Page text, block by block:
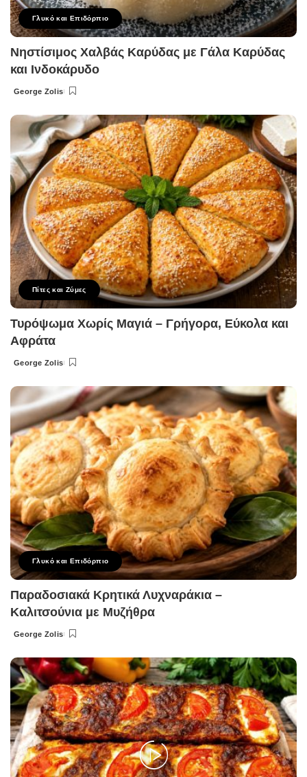
Γλυκό και Επιδόρπιο
Νηστίσιμος Χαλβάς Καρύδας με Γάλα Καρύδας
και Ινδοκάρυδο
Posted
George Zolis
Πίτες και Ζύμες
Τυρόψωμα Χωρίς Μαγιά – Γρήγορα, Εύκολα και
Αφράτα
Posted
George Zolis
Γλυκό και Επιδόρπιο
Παραδοσιακά Κρητικά Λυχναράκια –
Καλιτσούνια με Μυζήθρα
Posted
George Zolis